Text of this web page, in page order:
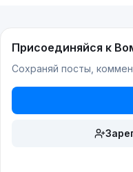
Присоединяйся к
Сохраняй посты,